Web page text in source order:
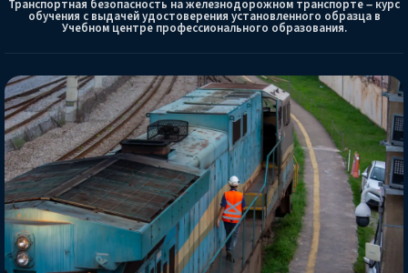
Транспортная безопасность на железнодорожном транспорте – курс
обучения с выдачей удостоверения установленного образца в
Учебном центре профессионального образования.